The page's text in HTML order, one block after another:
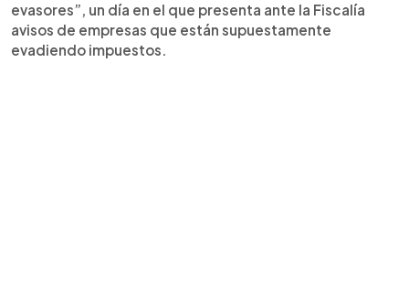
evasores”, un día en el que presenta ante la Fiscalía
avisos de empresas que están supuestamente
evadiendo impuestos.